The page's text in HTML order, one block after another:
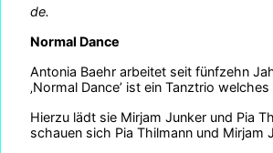
de.
Normal Dance
Antonia Baehr arbeitet seit fünfzehn
‚Normal Dance’ ist ein Tanztrio
Hierzu lädt sie Mirjam Junker und Pia
schauen sich Pia Thilmann und